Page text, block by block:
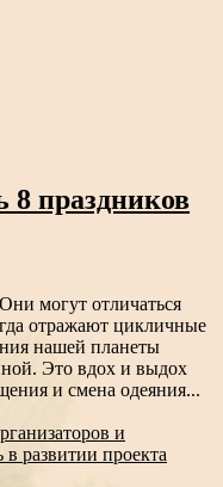
праздников
могут отличаться
отражают цикличные
нашей планеты
Это вдох и выдох
и смена одеяния...
и
развитии проекта